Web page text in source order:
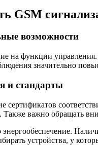
GSM
возможности
на функции
значительно
и стандарты
сертификатов
Также важно обращать
энергообеспечение.
устройства, у